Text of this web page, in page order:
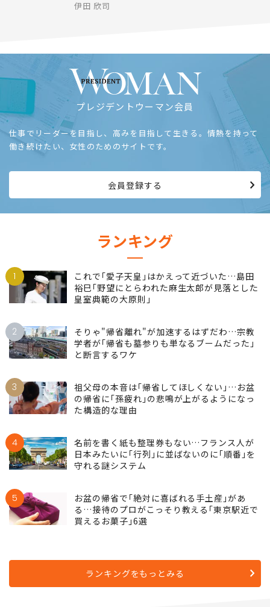
伊田 欣司
プレジデントウーマン会員
仕事でリーダーを目指し、高みを目指して生きる。情熱を持って
働き続けたい、女性のためのサイトです。
会員登録する
ランキング
1
これで｢愛子天皇｣はかえって近づいた…島田
裕巳｢野望にとらわれた麻生太郎が見落とした
皇室典範の大原則｣
2
そりゃ"帰省離れ"が加速するはずだわ…宗教
学者が｢帰省も墓参りも単なるブームだった｣
と断言するワケ
3
祖父母の本音は｢帰省してほしくない｣…お盆
の帰省に｢孫疲れ｣の悲鳴が上がるようになっ
た構造的な理由
4
名前を書く紙も整理券もない…フランス人が
日本みたいに｢行列｣に並ばないのに｢順番｣を
守れる謎システム
5
お盆の帰省で｢絶対に喜ばれる手土産｣があ
る…接待のプロがこっそり教える｢東京駅近で
買えるお菓子｣6選
ランキングをもっとみる